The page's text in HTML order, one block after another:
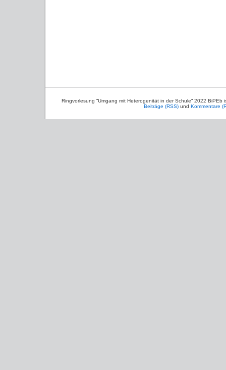
Ringvorlesung “Umgang mit Heterogenität in der Schule“ 2022 BiPEb
Beiträge (RSS)und Kommentare